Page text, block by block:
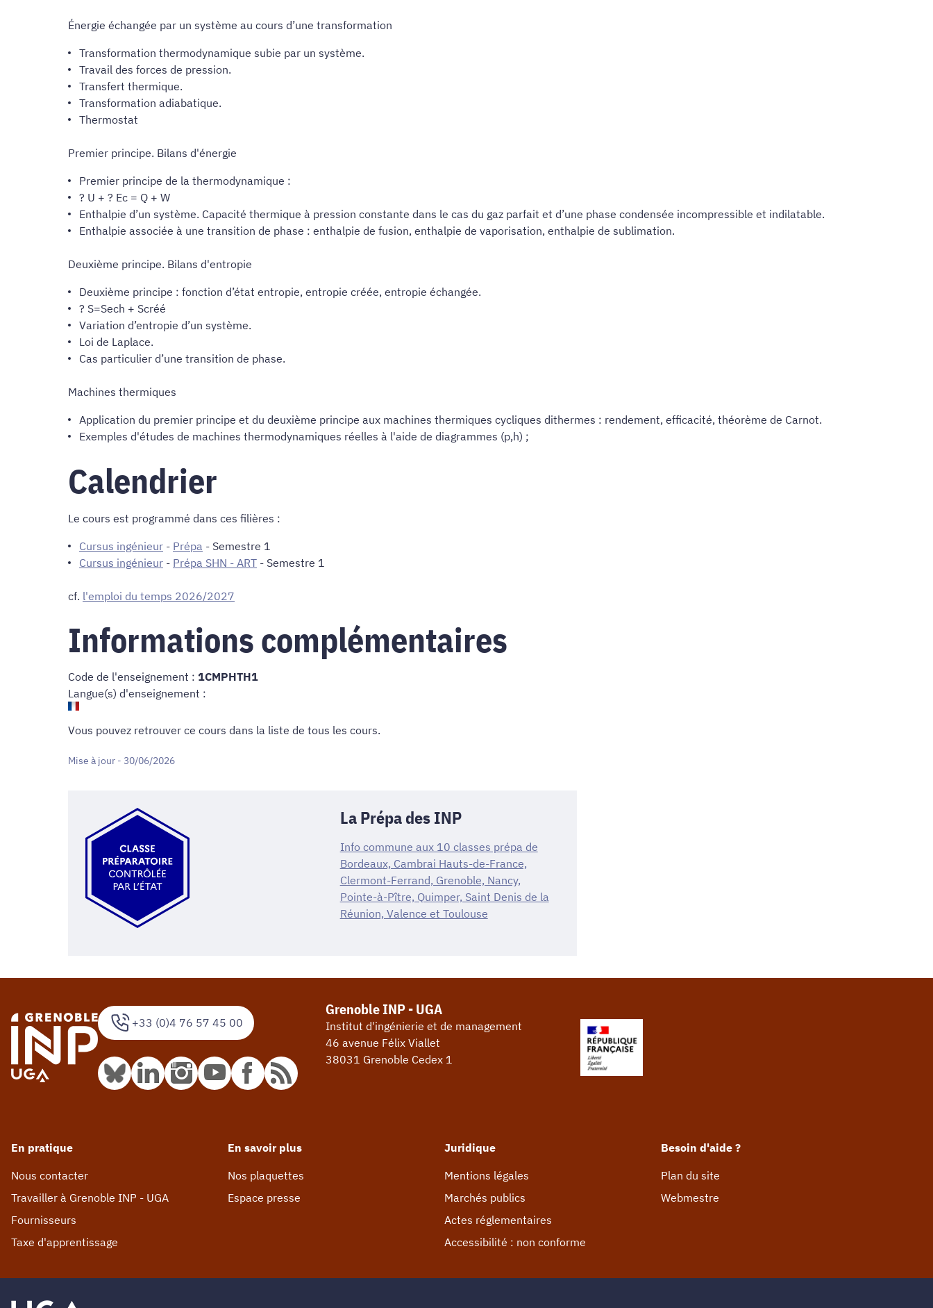
Énergie échangée par un système au cours d’une transformation
Transformation thermodynamique subie par un système.
Travail des forces de pression.
Transfert thermique.
Transformation adiabatique.
Thermostat
Premier principe. Bilans d'énergie
Premier principe de la thermodynamique :
? U + ? Ec = Q + W
Enthalpie d’un système. Capacité thermique à pression constante dans le cas du gaz parfait et d’une phase condensée incompressible et indilatable.
Enthalpie associée à une transition de phase : enthalpie de fusion, enthalpie de vaporisation, enthalpie de sublimation.
Deuxième principe. Bilans d'entropie
Deuxième principe : fonction d’état entropie, entropie créée, entropie échangée.
? S=Sech + Scréé
Variation d’entropie d’un système.
Loi de Laplace.
Cas particulier d’une transition de phase.
Machines thermiques
Application du premier principe et du deuxième principe aux machines thermiques cycliques dithermes : rendement, efficacité, théorème de Carnot.
Exemples d'études de machines thermodynamiques réelles à l'aide de diagrammes (p,h) ;
Calendrier
Le cours est programmé dans ces filières :
Cursus ingénieur - Prépa - Semestre 1
Cursus ingénieur - Prépa SHN - ART - Semestre 1
cf. l'emploi du temps 2026/2027
Informations complémentaires
Code de l'enseignement : 1CMPHTH1
Langue(s) d'enseignement :
Vous pouvez retrouver ce cours dans la liste de tous les cours.
Mise à jour - 30/06/2026
La Prépa des INP
Info commune aux 10 classes prépa de
Bordeaux, Cambrai Hauts-de-France,
Clermont-Ferrand, Grenoble, Nancy,
Pointe-à-Pître, Quimper, Saint Denis de la
Réunion, Valence et Toulouse
+33 (0)4 76 57 45 00
Grenoble INP - UGA
Institut d'ingénierie et de management
46 avenue Félix Viallet
38031 Grenoble Cedex 1
En pratique
Nous contacter
Travailler à Grenoble INP - UGA
Fournisseurs
Taxe d'apprentissage
En savoir plus
Nos plaquettes
Espace presse
Juridique
Mentions légales
Marchés publics
Actes réglementaires
Accessibilité : non conforme
Besoin d'aide ?
Plan du site
Webmestre